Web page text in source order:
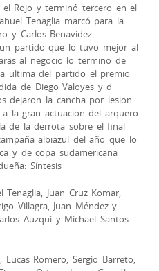
Rojo y terminó tercero en el
Tenaglia marcó para la
y Carlos Benavidez
partido que lo tuvo mejor al
al negocio lo termino de
ultima del partido el premio
de Diego Valoyes y d
dejaron la cancha por lesion
la gran actuacion del arquero
de la derrota sobre el final
albiazul del año que lo
y de copa sudamericana
Síntesis
Tenaglia, Juan Cruz Komar,
Villagra, Juan Méndez y
Auzqui y Michael Santos.
Lucas Romero, Sergio Barreto,